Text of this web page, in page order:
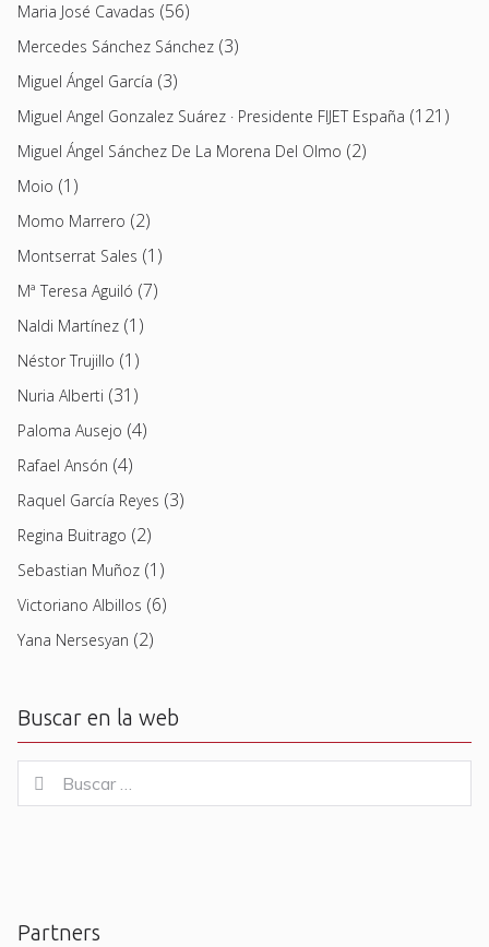
Maria José Cavadas (56)
Mercedes Sánchez Sánchez (3)
Miguel Ángel García (3)
Miguel Angel Gonzalez Suárez · Presidente FIJET España (121)
Miguel Ángel Sánchez De La Morena Del Olmo (2)
Moio (1)
Momo Marrero (2)
Montserrat Sales (1)
Mª Teresa Aguiló (7)
Naldi Martínez (1)
Néstor Trujillo (1)
Nuria Alberti (31)
Paloma Ausejo (4)
Rafael Ansón (4)
Raquel García Reyes (3)
Regina Buitrago (2)
Sebastian Muñoz (1)
Victoriano Albillos (6)
Yana Nersesyan (2)
Buscar en la web
for:
Buscar
Partners